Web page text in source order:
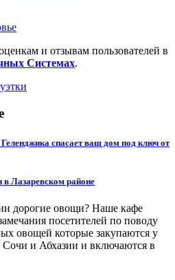
и отзывам пользователей в
Системах.
спасает ваш дом под ключ от
Лазаревском районе
дорогие овощи? Наше кафе
посетителей по поводу
овощей которые закупаются у
Сочи и Абхазии и включаются в